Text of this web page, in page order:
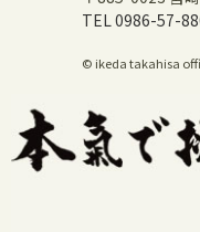
TEL 0986-57-
© ikeda takahisa